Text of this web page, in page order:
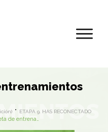
ETAPA 9. HAS RECONECTADO
Lista completa de entrenamientos